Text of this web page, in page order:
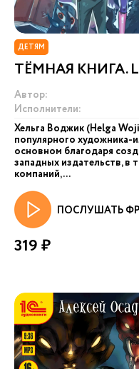
ДЕТЯМ
ТЁМНАЯ КНИГА.
Автор:
Исполнители:
Хельга Воджик (Helga
популярного художника-
основном благодаря
западных издательств, в
компаний, ...
ПОСЛУШАТЬ
319 ₽